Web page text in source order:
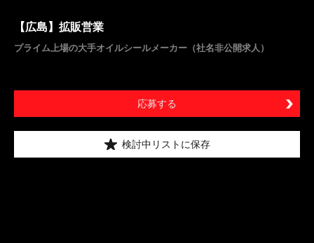
【広島】拡販営業
プライム上場の大手オイルシールメーカー（社名非公開求人）
応募する
検討中リストに保存